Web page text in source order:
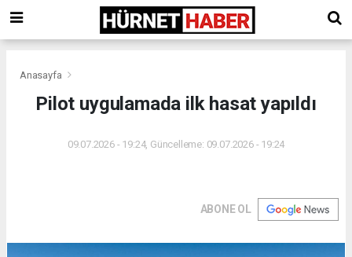
Anasayfa
Pilot uygulamada ilk hasat yapıldı
09.07.2026 - 19:24, Güncelleme: 09.07.2026 - 19:24
ABONE OL